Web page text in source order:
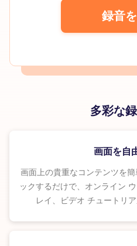
録音
多彩な
画面を自
画面上の貴重なコンテンツを
ックするだけで、オンライン
レイ、ビデオ チュートリ